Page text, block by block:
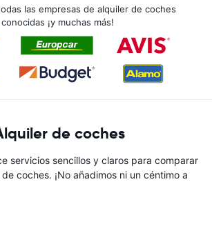
las empresas de alquiler de coches
conocidas ¡y muchas más!
de coches
servicios sencillos y claros para comparar
coches. ¡No añadimos ni un céntimo a